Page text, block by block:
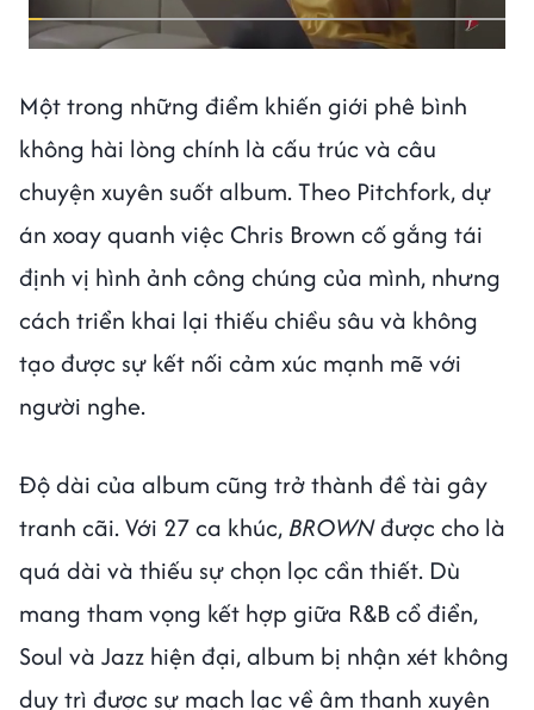
Một trong những điểm khiến giới phê bình
không hài lòng chính là cấu trúc và câu
chuyện xuyên suốt album. Theo Pitchfork, dự
án xoay quanh việc Chris Brown cố gắng tái
định vị hình ảnh công chúng của mình, nhưng
cách triển khai lại thiếu chiều sâu và không
tạo được sự kết nối cảm xúc mạnh mẽ với
người nghe.
Độ dài của album cũng trở thành đề tài gây
tranh cãi. Với 27 ca khúc, BROWNđược cho là
quá dài và thiếu sự chọn lọc cần thiết. Dù
mang tham vọng kết hợp giữa R&B cổ điển,
Soul và Jazz hiện đại, album bị nhận xét không
duy trì được sự mạch lạc về âm thanh xuyên